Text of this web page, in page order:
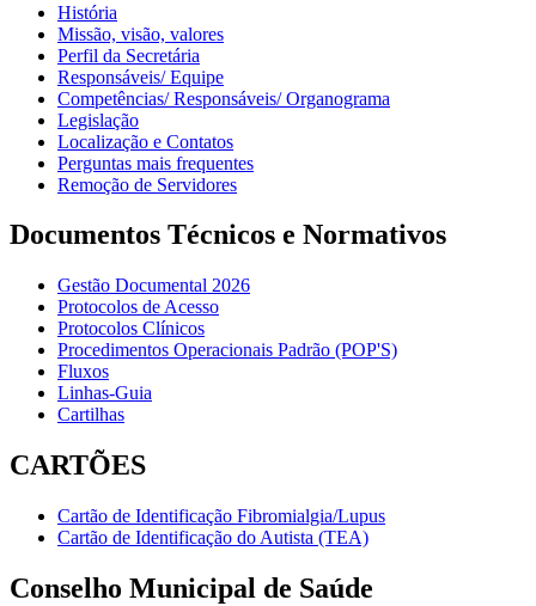
História
Missão, visão, valores
Perfil da Secretária
Responsáveis/ Equipe
Competências/ Responsáveis/ Organograma
Legislação
Localização e Contatos
Perguntas mais frequentes
Remoção de Servidores
Documentos Técnicos e Normativos
Gestão Documental 2026
Protocolos de Acesso
Protocolos Clínicos
Procedimentos Operacionais Padrão (POP'S)
Fluxos
Linhas-Guia
Cartilhas
CARTÕES
Cartão de Identificação Fibromialgia/Lupus
Cartão de Identificação do Autista (TEA)
Conselho Municipal de Saúde